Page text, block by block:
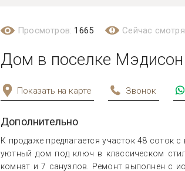
Просмотров: 1665 Сейчас
Дом в поселке
Показать на карте Звонок
Дополнительно
К продаже предлагается участок 48 соток
уютный дом под ключ в классическом
комнат и 7 санузлов. Ремонт выполнен с